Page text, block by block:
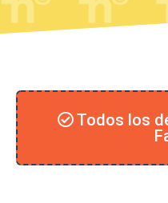
Todos los